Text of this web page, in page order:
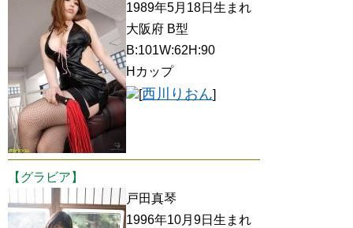
1989年5月18日生まれ
大阪府 B型
B:101W:62H:90
Hカップ
[西川りおん]
【グラビア】
戸田真琴
1996年10月9日生まれ